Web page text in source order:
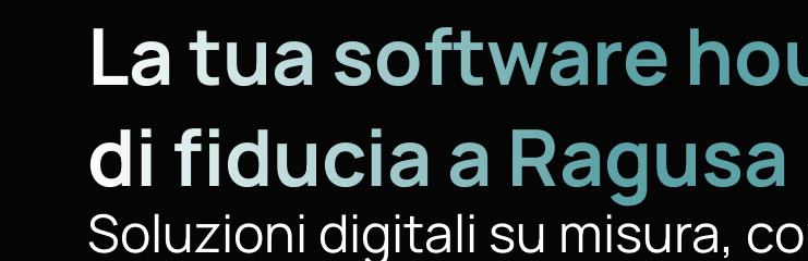
La tua software
di fiducia a Ragusa
Soluzioni digitali su misura,